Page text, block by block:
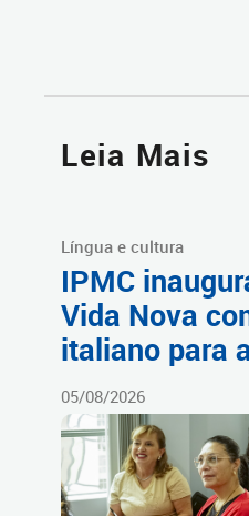
Leia Mais
Língua e cultura
IPMC
Vida Nova
italiano para
05/08/2026